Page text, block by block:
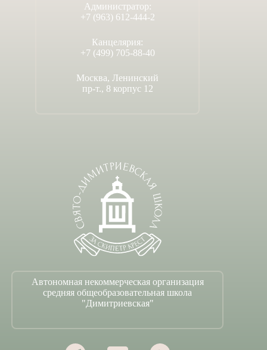
Администратор:
+7 (963) 612-444-2
Канцелярия:
+7 (499) 705-88-40
Москва, Ленинский
пр-т., 8 корпус 12
Автономная некоммерческая организация
средняя общеобразовательная школа
"Димитриевская"